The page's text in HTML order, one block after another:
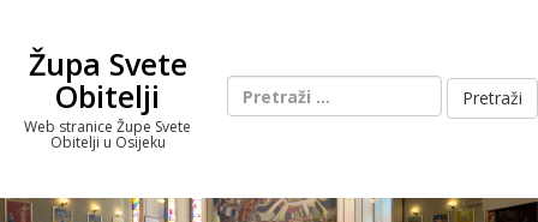
contentŽupa Svete
Obitelji
Web stranice Župe Svete
Obitelji u Osijeku
Pretraži: